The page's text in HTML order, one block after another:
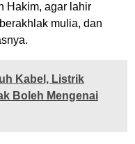
Hakim, agar lahir
mulia, dan
Kabel, Listrik
Boleh Mengenai